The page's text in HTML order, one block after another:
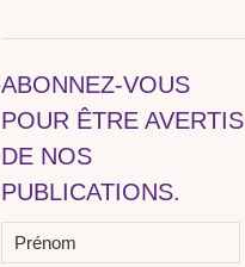
ABONNEZ-VOUS
POUR ÊTRE AVERTIS
DE NOS
PUBLICATIONS.